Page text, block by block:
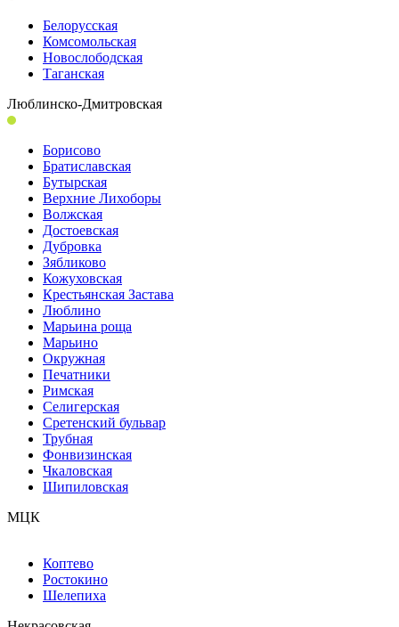
Белорусская
Комсомольская
Новослободская
Таганская
Люблинско-Дмитровская
Борисово
Братиславская
Бутырская
Верхние Лихоборы
Волжская
Достоевская
Дубровка
Зябликово
Кожуховская
Крестьянская Застава
Люблино
Марьина роща
Марьино
Окружная
Печатники
Римская
Селигерская
Сретенский бульвар
Трубная
Фонвизинская
Чкаловская
Шипиловская
МЦК
Коптево
Ростокино
Шелепиха